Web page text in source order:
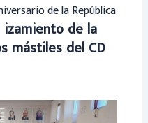
de la República
izamiento de la
mástiles del CD